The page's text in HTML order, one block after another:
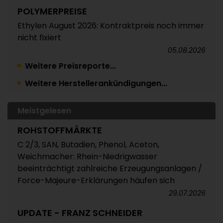
POLYMERPREISE
Ethylen August 2026: Kontraktpreis noch immer
nicht fixiert
05.08.2026
TRINSEO
Deutliche Preiserhöhungen für Polystyrol, ABS
POLYMERPREISE
Vorprodukte Juli/August 2026
POLYMERPREISE
Styrolkunststoffe Juli 2026: Absturz der SM-
Atempause wohl aber nur von kurzer Dauer
Weitere Preisreporte...
Weitere Herstellerankündigungen...
Meistgelesen
ROHSTOFFMÄRKTE
C 2/3, SAN, Butadien, Phenol, Aceton,
Weichmacher: Rhein-Niedrigwasser
beeinträchtigt zahlreiche Erzeugungsanlagen /
Force-Majeure-Erklärungen häufen sich
29.07.2026
UPDATE - FRANZ SCHNEIDER